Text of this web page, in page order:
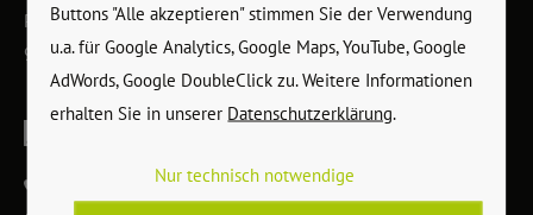
Pabstenweg 10
96215 Lichtenfels
KONTAKT
09571 / 739 112
Buttons "Alle akzeptieren" stimmen Sie der Verwendung
u.a. für Google Analytics, Google Maps, YouTube, Google
AdWords, Google DoubleClick zu. Weitere Informationen
erhalten Sie in unserer Datenschutzerklärung.
Nur technisch notwendige